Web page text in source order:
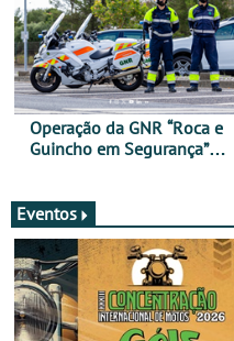
Operação da GNR “Roca e
Guincho em Segurança”
Eventos